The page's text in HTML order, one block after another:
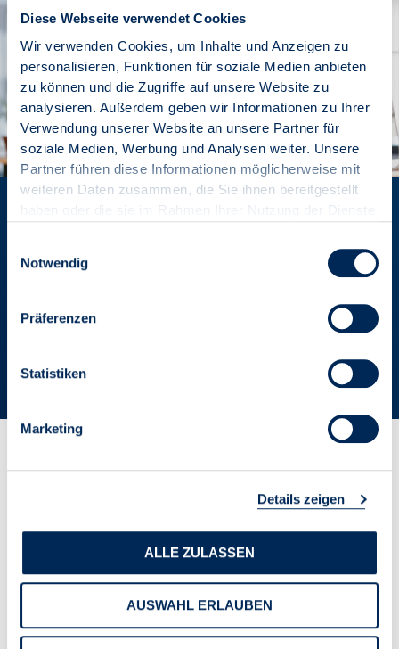
Diese Webseite verwendet Cookies
Wir verwenden Cookies, um Inhalte und Anzeigen zu
personalisieren, Funktionen für soziale Medien anbieten
zu können und die Zugriffe auf unsere Website zu
analysieren. Außerdem geben wir Informationen zu Ihrer
Verwendung unserer Website an unsere Partner für
soziale Medien, Werbung und Analysen weiter. Unsere
Partner führen diese Informationen möglicherweise mit
weiteren Daten zusammen, die Sie ihnen bereitgestellt
haben oder die sie im Rahmen Ihrer Nutzung der Dienste
Notwendig
Präferenzen
Statistiken
Marketing
Details zeigen
ALLE ZULASSEN
AUSWAHL ERLAUBEN
Mitglied werden und Vorteile
genießen
Gütesiegel für Professionalität anerkannt und damit Garant
für Ihre Kompetenz und Seriosität.
Zahlen & Fakten des